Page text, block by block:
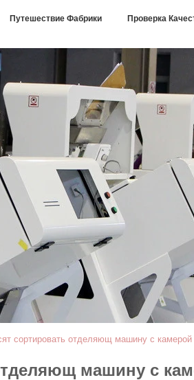
Путешествие Фабрики Проверка
сортировать отделяющ машину с камерой
машину с